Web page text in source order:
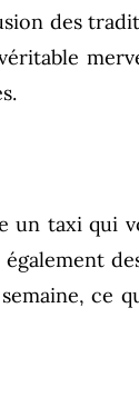
des
un taxi qui
ce